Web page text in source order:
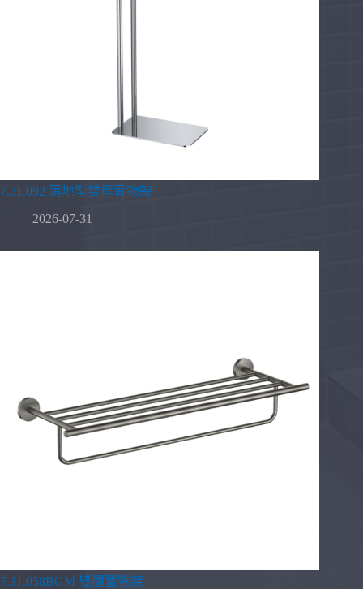
7.31.092 落地型雙桿置物架
2026-07-31
7.31.058BGM 雙層置物架